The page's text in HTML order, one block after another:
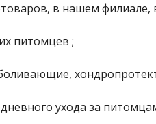
в нашем филиале,
питомцев ;
ухода за